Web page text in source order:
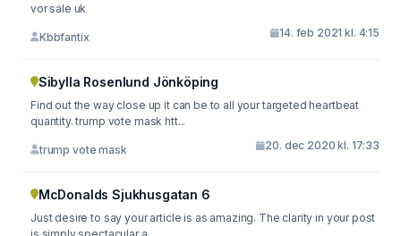
vor sale uk
Kbbfantix 14. feb 2021 kl. 4:15
Sibylla Rosenlund Jönköping
Find out the way close up it can be to all your targeted heartbeat
quantity. trump vote mask htt...
trump vote mask 20. dec 2020 kl. 17:33
McDonalds Sjukhusgatan 6
Just desire to say your article is as amazing. The clarity in your post